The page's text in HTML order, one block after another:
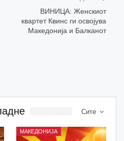
ВИНИЦА: Женскиот
квартет Квинс ги освојува
Македонија и Балканот
Сите
МАКЕДОНИЈА